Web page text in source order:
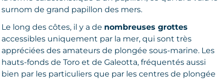
surnom de grand papillon des mers.
Le long des côtes, il y a de nombreuses grottes
accessibles uniquement par la mer, qui sont très
appréciées des amateurs de plongée sous-marine. Les
hauts-fonds de Toro et de Galeotta, fréquentés aussi
bien par les particuliers que par les centres de plongée